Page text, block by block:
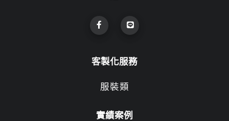
客製化服務
服裝類
實績案例